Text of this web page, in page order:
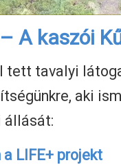
A kaszói
tett tavalyi
aki
állását:
LIFE+ projekt